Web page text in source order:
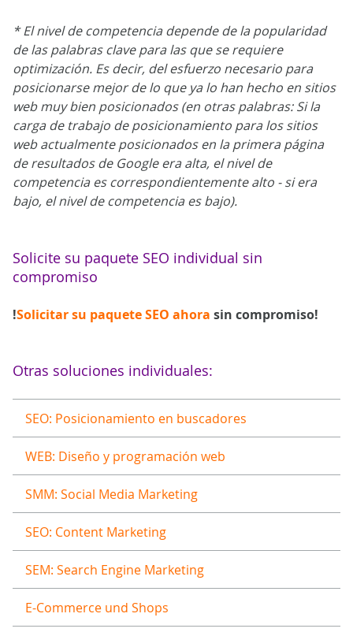
* El nivel de competencia depende de la popularidad
de las palabras clave para las que se requiere
optimización. Es decir, del esfuerzo necesario para
posicionarse mejor de lo que ya lo han hecho en sitios
web muy bien posicionados (en otras palabras: Si la
carga de trabajo de posicionamiento para los sitios
web actualmente posicionados en la primera página
de resultados de Google era alta, el nivel de
competencia es correspondientemente alto - si era
bajo, el nivel de competencia es bajo).
Solicite su paquete SEO individual sin
compromiso
!Solicitar su paquete SEO ahora sin compromiso!
Otras soluciones individuales:
SEO: Posicionamiento en buscadores
WEB: Diseño y programación web
SMM: Social Media Marketing
SEO: Content Marketing
SEM: Search Engine Marketing
E-Commerce und Shops